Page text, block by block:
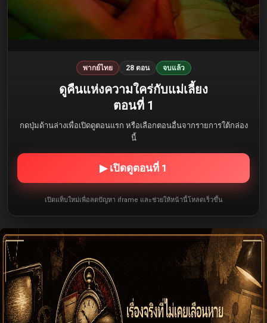
พากย์ไทย 28 ตอน จบแล้ว
ดูคืนแห่งความใคร่กับแม่เลี้ยง
ตอนที่ 1
กดปุ่มด้านล่างเพื่อเปิดดูตอนแรก หรือเลือกตอนอื่นจากรายการใต้กล่อง
นี้
▶ เปิดดูตอนที่ 1
เปิดแท็บใหม่เพื่อลดปัญหา iframe และช่วยให้หน้านี้โหลดเร็วขึ้น